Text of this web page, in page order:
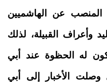
عن الهاشميين
وأعراف القبيلة، لذلك
له الحظوة عند أبي
وصلت الأخبار إلى أبي